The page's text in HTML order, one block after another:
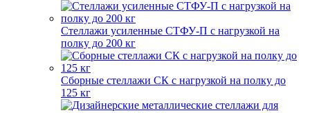
Стеллажи усиленные СТФУ-П с нагрузкой на
полку до 200 кг
Сборные стеллажи СК с нагрузкой на полку до
125 кг